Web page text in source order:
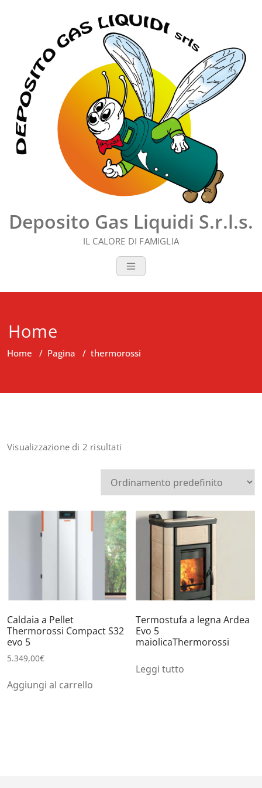
Deposito Gas Liquidi S.r.l.s.
IL CALORE DI FAMIGLIA
Home
Home / Pagina / thermorossi
Visualizzazione di 2 risultati
Caldaia a Pellet
Thermorossi Compact S32
evo 5
5.349,00€
Aggiungi al carrello
Termostufa a legna Ardea
Evo 5
maiolicaThermorossi
Leggi tutto